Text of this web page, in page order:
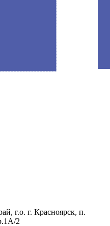
г.о. г. Красноярск, п.
2